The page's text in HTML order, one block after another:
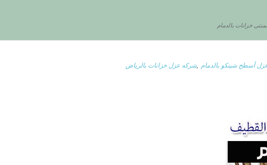
خزانات بالدمام
أسطح شينكو بالدمام ,شركه عزل خزانات بالرياض